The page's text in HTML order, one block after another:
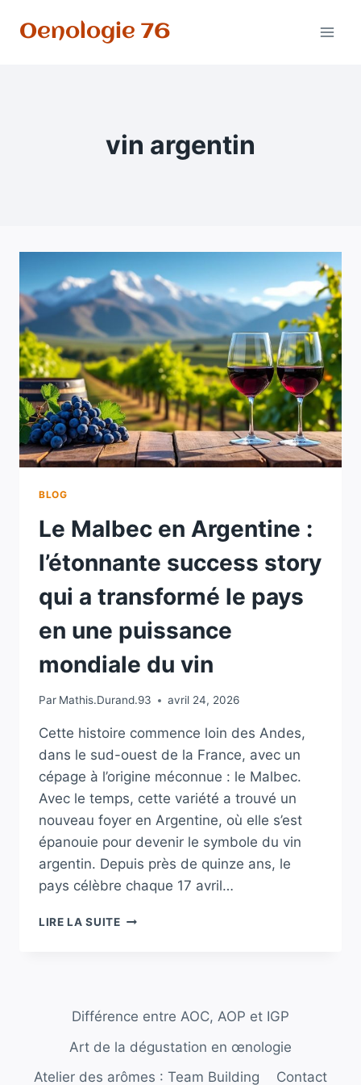
Oenologie 76
vin argentin
BLOG
Le Malbec en Argentine :
l’étonnante success story
qui a transformé le pays
en une puissance
mondiale du vin
Par Mathis.Durand.93 avril 24, 2026
Cette histoire commence loin des Andes,
dans le sud-ouest de la France, avec un
cépage à l’origine méconnue : le Malbec.
Avec le temps, cette variété a trouvé un
nouveau foyer en Argentine, où elle s’est
épanouie pour devenir le symbole du vin
argentin. Depuis près de quinze ans, le
pays célèbre chaque 17 avril…
LIRE LA SUITELE
SUCCESS
QUI
A
Différence entre AOC, AOP et IGP
Art de la dégustation en œnologie
Atelier des arômes : Team Building
Contact